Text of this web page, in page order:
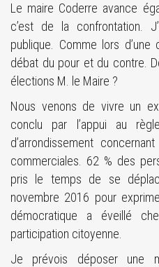
Le maire Coderre avance
c’est de la confrontation.
publique. Comme lors d’une
débat du pour et du contre.
élections M. le Maire ?
Nous venons de vivre un
conclu par l’appui au
d’arrondissement
commerciales. 62 % des
pris le temps de se
novembre 2016 pour
démocratique a éveillé
participation citoyenne.
Je prévois déposer une